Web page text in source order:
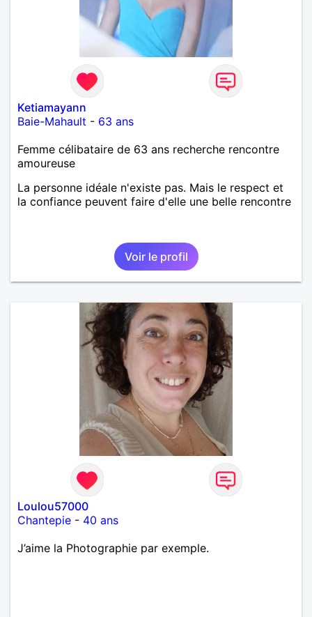
Ketiamayann
Baie-Mahault - 63 ans
Femme célibataire de 63 ans recherche rencontre
amoureuse
La personne idéale n'existe pas. Mais le respect et
la confiance peuvent faire d'elle une belle rencontre
Voir le profil
Loulou57000
Chantepie - 40 ans
J’aime la Photographie par exemple.